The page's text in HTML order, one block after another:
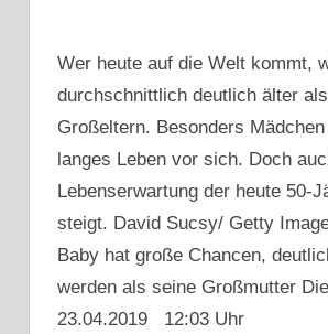
Wer heute auf die Welt kommt,
durchschnittlich deutlich älter
Großeltern. Besonders
langes Leben vor sich. Doch
Lebenserwartung der heute 50-
steigt. David Sucsy/ Getty
Baby hat große Chancen,
werden als seine Großmutter
23.04.2019 12:03 Uhr